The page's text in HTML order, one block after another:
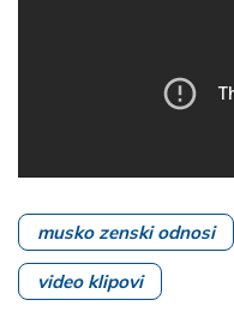
musko zenski odnosi
video klipovi